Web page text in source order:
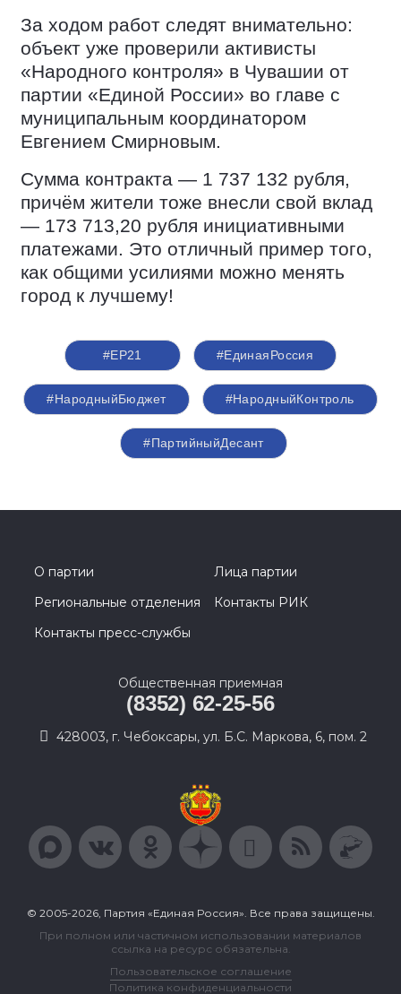
За ходом работ следят внимательно:
объект уже проверили активисты
«Народного контроля» в Чувашии от
партии «Единой России» во главе с
муниципальным координатором
Евгением Смирновым.
Сумма контракта — 1 737 132 рубля,
причём жители тоже внесли свой вклад
— 173 713,20 рубля инициативными
платежами. Это отличный пример того,
как общими усилиями можно менять
город к лучшему!
#ЕР21 #ЕдинаяРоссия
#НародныйБюджет #НародныйКонтроль
#ПартийныйДесант
О партии
Лица партии
Региональные отделения
Контакты РИК
Контакты пресс-службы
Общественная приемная
(8352) 62-25-56
428003, г. Чебоксары, ул. Б.С. Маркова, 6, пом. 2
© 2005-2026, Партия «Единая Россия». Все права защищены.
При полном или частичном использовании материалов
ссылка на ресурс обязательна.
Пользовательское соглашение
Политика конфиденциальности